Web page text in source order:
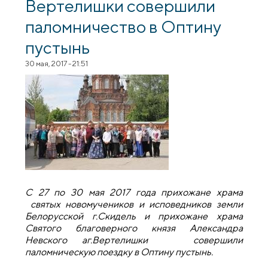
Вертелишки совершили
паломничество в Оптину
пустынь
30 мая, 2017 - 21:51
С 27 по 30 мая 2017 года прихожане храма
святых новомучеников и исповедников земли
Белорусской г.Скидель и прихожане храма
Святого благоверного князя Александра
Невского аг.Вертелишки совершили
паломническую поездку в Оптину пустынь.